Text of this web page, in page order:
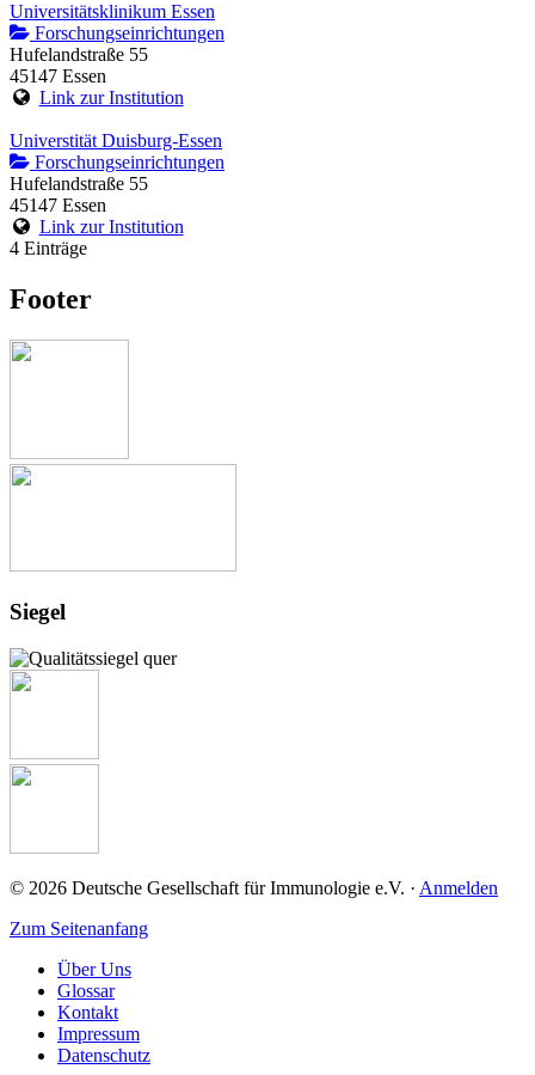
Universitätsklinikum Essen
Forschungseinrichtungen
Hufelandstraße 55
45147 Essen
Link zur Institution
Universtität Duisburg-Essen
Forschungseinrichtungen
Hufelandstraße 55
45147 Essen
Link zur Institution
4 Einträge
Footer
Siegel
© 2026 Deutsche Gesellschaft für Immunologie e.V. · Anmelden
Zum Seitenanfang
Über Uns
Glossar
Kontakt
Impressum
Datenschutz